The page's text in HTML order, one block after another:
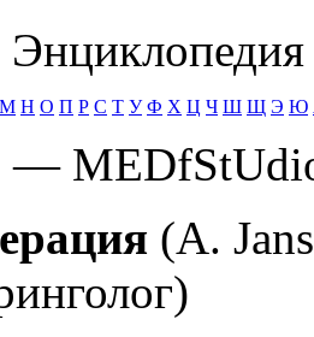
М Н О П Р С Т У Ф Х Ц Ч Ш Щ Э Ю
—
(A.